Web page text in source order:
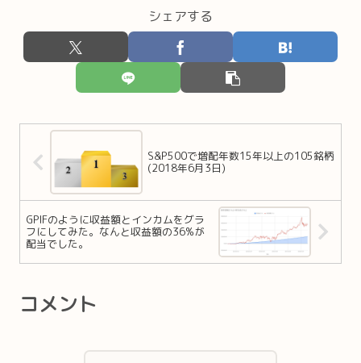
シェアする
S&P500で増配年数15年以上の105銘柄
(2018年6月3日)
GPIFのように収益額とインカムをグラ
フにしてみた。なんと収益額の36%が
配当でした。
コメント